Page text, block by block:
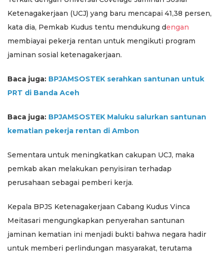
Ketenagakerjaan (UCJ) yang baru mencapai 41,38 persen,
kata dia, Pemkab Kudus tentu mendukung dengan
membiayai pekerja rentan untuk mengikuti program
jaminan sosial ketenagakerjaan.
Baca juga: BPJAMSOSTEK serahkan santunan untuk
PRT di Banda Aceh
Baca juga: BPJAMSOSTEK Maluku salurkan santunan
kematian pekerja rentan di Ambon
Sementara untuk meningkatkan cakupan UCJ, maka
pemkab akan melakukan penyisiran terhadap
perusahaan sebagai pemberi kerja.
Kepala BPJS Ketenagakerjaan Cabang Kudus Vinca
Meitasari mengungkapkan penyerahan santunan
jaminan kematian ini menjadi bukti bahwa negara hadir
untuk memberi perlindungan masyarakat, terutama